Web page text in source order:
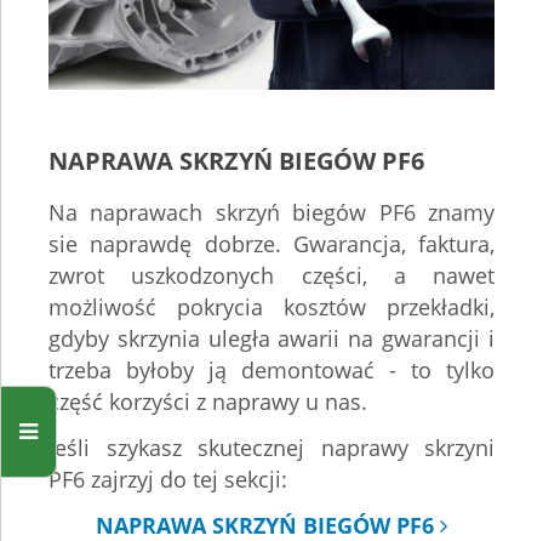
NAPRAWA SKRZYŃ BIEGÓW PF6
Na naprawach skrzyń biegów PF6 znamy
sie naprawdę dobrze. Gwarancja, faktura,
zwrot uszkodzonych części, a nawet
możliwość pokrycia kosztów przekładki,
gdyby skrzynia uległa awarii na gwarancji i
trzeba byłoby ją demontować - to tylko
część korzyści z naprawy u nas.
Jeśli szykasz skutecznej naprawy skrzyni
PF6 zajrzyj do tej sekcji:
NAPRAWA SKRZYŃ BIEGÓW PF6